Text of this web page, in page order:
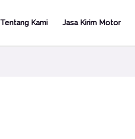
Tentang Kami Jasa Kirim Motor